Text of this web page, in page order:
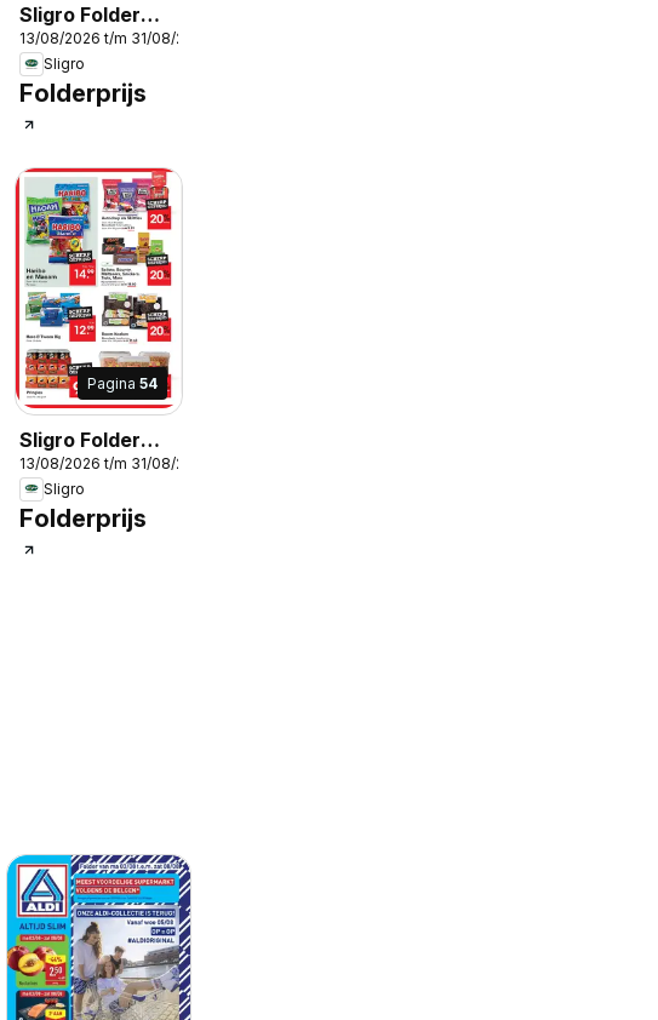
Sligro Folder
Non-food
13/08/2026 t/m 31/08/2026
Sligro
Folderprijs
Pagina 54
Sligro Folder
Non-food
13/08/2026 t/m 31/08/2026
Sligro
Folderprijs